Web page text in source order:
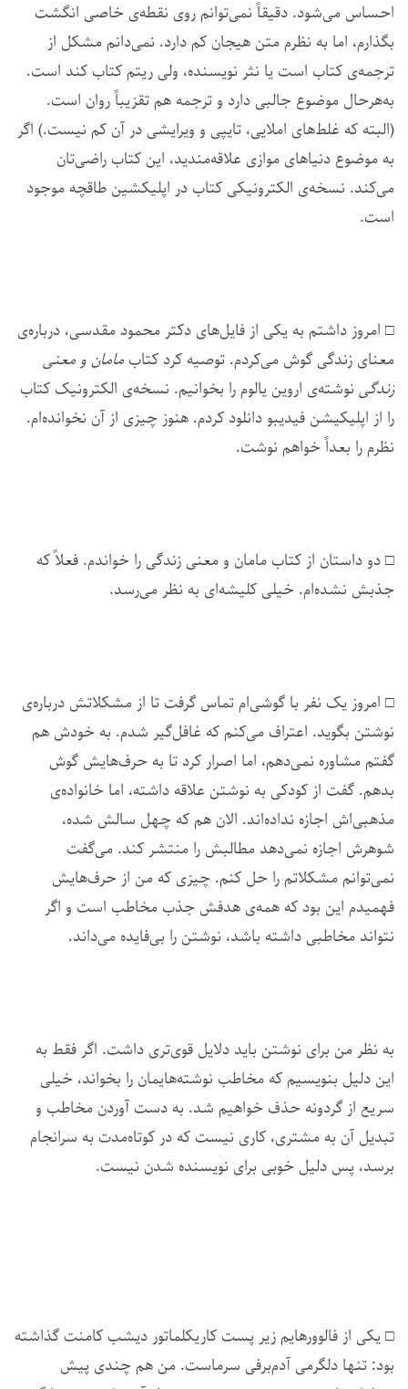
احساس می‌شود. دقیقاً نمی‌توانم روی نقطه‌ی خاصی انگشت
بگذارم، اما به نظرم متن هیجان کم دارد. نمی‌دانم مشکل از
ترجمه‌ی کتاب است یا نثر نویسنده، ولی ریتم کتاب کند است.
به‌هرحال موضوع جالبی دارد و ترجمه هم تقزیباً روان است.
(البته که غلط‌های املایی، تایپی و ویرایشی در آن کم نیست.) اگر
به موضوع دنیاهای موازی علاقه‌مندید، این کتاب راضی‌تان
می‌کند. نسخه‌ی الکترونیکی کتاب در اپلیکشین طاقچه موجود
است.
□ امروز داشتم به یکی از فایل‌های دکتر محمود مقدسی، درباره‌ی
معنای زندگی گوش می‌کردم. توصیه کرد کتابمامان و معنی
زندگی نوشته‌ی اروین یالوم را بخوانیم. نسخه‌ی الکترونیک کتاب
را از اپلیکیشن فیدیبو دانلود کردم. هنوز چیزی از آن نخوانده‌ام.
نظرم را بعداً خواهم نوشت.
□ دو داستان از کتاب مامان و معنی زندگی را خواندم. فعلاً که
جذبش نشده‌ام. خیلی کلیشه‌ای به نظر می‌رسد.
□ امروز یک نفر با گوشی‌ام تماس گرفت تا از مشکلاتش درباره‌ی
نوشتن بگوید. اعتراف می‌کنم که غافل‌گیر شدم. به خودش هم
گفتم مشاوره نمی‌دهم، اما اصرار کرد تا به حرف‌هایش گوش
بدهم. گفت از کودکی به نوشتن علاقه داشته، اما خانواده‌ی
مذهبی‌اش اجازه نداده‌اند. الان هم که چهل سالش شده،
شوهرش اجازه نمی‌دهد مطالبش را منتشر کند. می‌گفت
نمی‌توانم مشکلاتم را حل کنم. چیزی که من از حرف‌هایش
فهمیدم این بود که همه‌ی هدفش جذب مخاطب است و اگر
نتواند مخاطبی داشته باشد، نوشتن را بی‌فایده می‌داند.
به نظر من برای نوشتن باید دلایل قوی‌تری داشت. اگر فقط به
این دلیل بنویسیم که مخاطب نوشته‌هایمان را بخواند، خیلی
سریع از گردونه حذف خواهیم شد. به دست آوردن مخاطب و
تبدیل آن به مشتری، کاری نیست که در کوتاه‌مدت به سرانجام
برسد، پس دلیل خوبی برای نویسنده شدن نیست.
□ یکی از فالوورهایم زیر پست کاریکلماتور دیشب کامنت گذاشته
بود: تنها دلگرمی آدم‌برفی سرماست. من هم چندی پیش